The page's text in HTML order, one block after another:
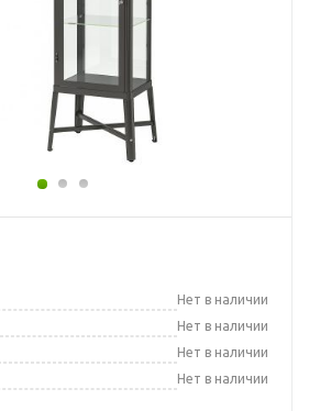
Нет в наличии
Нет в наличии
Нет в наличии
Нет в наличии